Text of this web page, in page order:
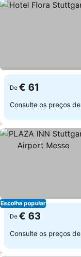
De € 61
Consulte os preços de
Escolha popular
De € 63
Consulte os preços de